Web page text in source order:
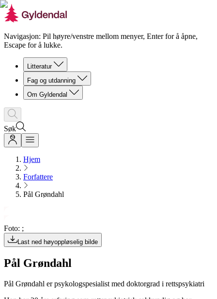
Navigasjon: Pil høyre/venstre mellom menyer, Enter for å åpne,
Escape for å lukke.
Litteratur
Fag og utdanning
Om Gyldendal
Søk
Hjem
Forfattere
Pål Grøndahl
Foto: ;
Last ned høyoppløselig bilde
Pål Grøndahl
Pål Grøndahl er psykologspesialist med doktorgrad i rettspsykiatri